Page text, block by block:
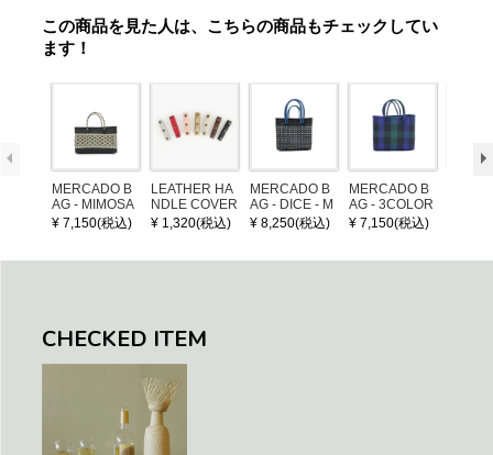
この商品を見た人は、こちらの商品もチェックしてい
ます！
MERCADO B
AG - MIMOSA
- Black / Crea
¥ 7,150(税込)
LEATHER HA
NDLE COVER
¥ 1,320(税込)
MERCADO B
AG - DICE - M
OSAIC - Black
¥ 8,250(税込)
MERCADO B
AG - 3COLOR
S CHECK - Bl
¥ 7,150(税込)
CHECKED ITEM